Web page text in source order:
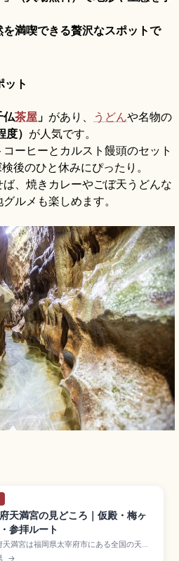
満喫できる贅沢なスポットで
ット
仏茶屋 」 があり、 うどんや名物の
） が人気です。
ーヒーとカルスト饅頭のセット
後のひと休みにぴったり。
、焼きカレーやごぼ天うどんな
ルメも楽しめます。
天満宮の見どころ｜仮殿・梅ヶ
参拝ルート
天満宮は福岡県太宰府市にある全国の天満
本宮で、菅原道真公を祀る学問の神様の聖
→